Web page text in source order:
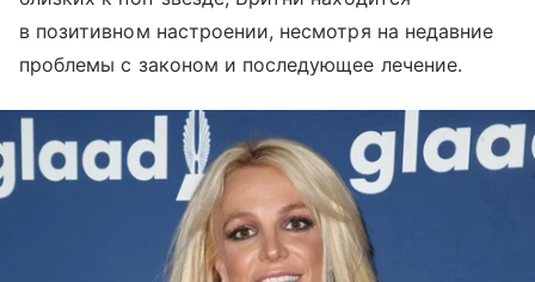
в позитивном настроении, несмотря на недавние
проблемы с законом и последующее лечение.